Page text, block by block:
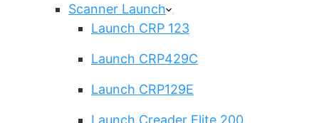
Scanner Launch
Launch CRP 123
Launch CRP429C
Launch CRP129E
Launch Creader Elite 200